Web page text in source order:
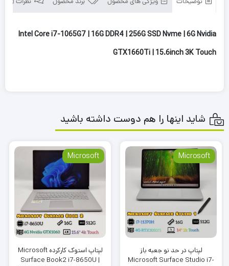
Intel Core i7-1065G7 | 16G DDR4 | 256G SSD Nvme | 6G Nvidia
GTX1660Ti | 15.6inch 3K Touch
شاید اینها را هم دوست داشته باشید
Microsoft
لپتاپ در حد نو جعبه باز
Microsoft Surface Studio i7-
Microsoft
لپتاپ استوک کارکرده Microsoft
Surface Book2 i7-8650U |